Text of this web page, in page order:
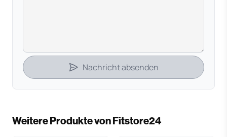
Nachricht absenden
Weitere Produkte von Fitstore24